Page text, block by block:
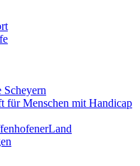
Scheyern
für Menschen mit Handicap